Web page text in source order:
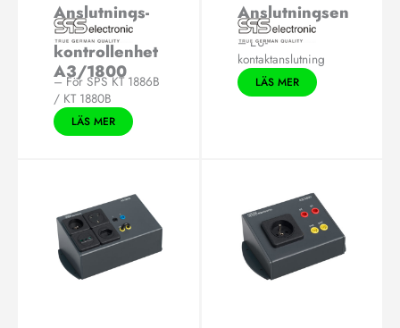
Anslutnings-
och
kontrollenhet
A3/1800
– För SPS KT 1886B
/ KT 1880B
LÄS MER
Anslutningsen
het
– EU-
kontaktanslutning
LÄS MER